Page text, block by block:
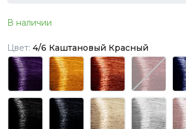
В наличии
Цвет: 4/6 Каштановый Красный